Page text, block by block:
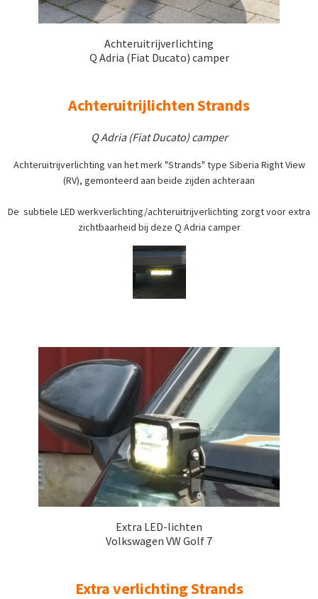
Achteruitrijverlichting
Q Adria (Fiat Ducato) camper
Achteruitrijlichten Strands
Q Adria (Fiat Ducato) camper
Achteruitrijverlichting van het merk "Strands" type Siberia Right View
(RV), gemonteerd aan beide zijden achteraan
De subtiele LED werkverlichting/achteruitrijverlichting zorgt voor extra
zichtbaarheid bij deze Q Adria camper
Extra LED-lichten
Volkswagen VW Golf 7
Extra verlichting Strands